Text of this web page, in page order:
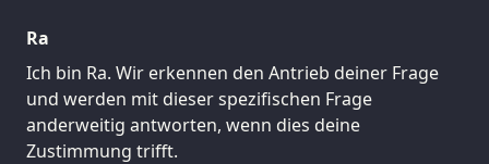
Ra
Ich bin Ra. Wir erkennen den Antrieb deiner Frage
und werden mit dieser spezifischen Frage
anderweitig antworten, wenn dies deine
Zustimmung trifft.